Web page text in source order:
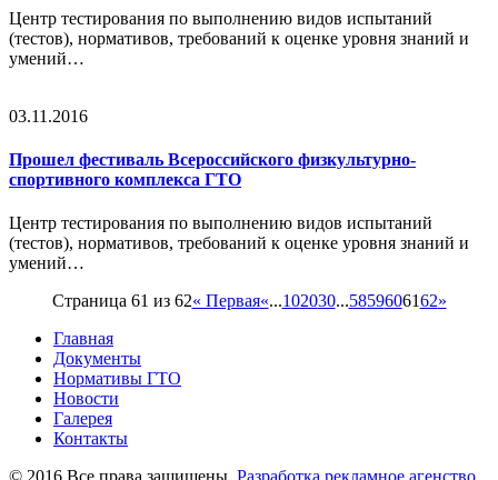
Центр тестирования по выполнению видов испытаний
(тестов), нормативов, требований к оценке уровня знаний и
умений…
03.11.2016
Прошел фестиваль Всероссийского физкультурно-
спортивного комплекса ГТО
Центр тестирования по выполнению видов испытаний
(тестов), нормативов, требований к оценке уровня знаний и
умений…
Страница 61 из 62« Первая«...102030...5859606162»
Главная
Документы
Нормативы ГТО
Новости
Галерея
Контакты
© 2016 Все права защищены. Разработка рекламное агенство